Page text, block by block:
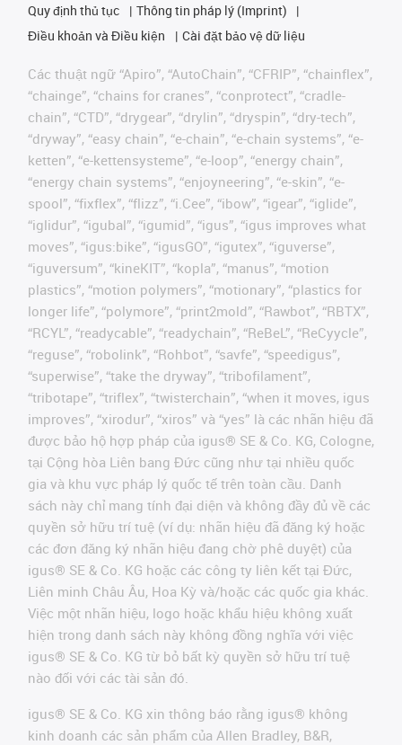
Quy định thủ tục
Thông tin pháp lý (Imprint)
Điều khoản và Điều kiện
Cài đặt bảo vệ dữ liệu
Các thuật ngữ “Apiro”, “AutoChain”, “CFRIP”, “chainflex”,
“chainge”, “chains for cranes”, “conprotect”, “cradle-
chain”, “CTD”, “drygear”, “drylin”, “dryspin”, “dry-tech”,
“dryway”, “easy chain”, “e-chain”, “e-chain systems”, “e-
ketten”, “e-kettensysteme”, “e-loop”, “energy chain”,
“energy chain systems”, “enjoyneering”, “e-skin”, “e-
spool”, “fixflex”, “flizz”, “i.Cee”, “ibow”, “igear”, “iglide”,
“iglidur”, “igubal”, “igumid”, “igus”, “igus improves what
moves”, “igus:bike”, “igusGO”, “igutex”, “iguverse”,
“iguversum”, “kineKIT”, “kopla”, “manus”, “motion
plastics”, “motion polymers”, “motionary”, “plastics for
longer life”, “polymore”, “print2mold”, “Rawbot”, “RBTX”,
“RCYL”, “readycable”, “readychain”, “ReBeL”, “ReCyycle”,
“reguse”, “robolink”, “Rohbot”, “savfe”, “speedigus”,
“superwise”, “take the dryway”, “tribofilament”,
“tribotape”, “triflex”, “twisterchain”, “when it moves, igus
improves”, “xirodur”, “xiros” và “yes” là các nhãn hiệu đã
được bảo hộ hợp pháp của igus® SE & Co. KG, Cologne,
tại Cộng hòa Liên bang Đức cũng như tại nhiều quốc
gia và khu vực pháp lý quốc tế trên toàn cầu. Danh
sách này chỉ mang tính đại diện và không đầy đủ về các
quyền sở hữu trí tuệ (ví dụ: nhãn hiệu đã đăng ký hoặc
các đơn đăng ký nhãn hiệu đang chờ phê duyệt) của
igus® SE & Co. KG hoặc các công ty liên kết tại Đức,
Liên minh Châu Âu, Hoa Kỳ và/hoặc các quốc gia khác.
Việc một nhãn hiệu, logo hoặc khẩu hiệu không xuất
hiện trong danh sách này không đồng nghĩa với việc
igus® SE & Co. KG từ bỏ bất kỳ quyền sở hữu trí tuệ
nào đối với các tài sản đó.
igus® SE & Co. KG xin thông báo rằng igus® không
kinh doanh các sản phẩm của Allen Bradley, B&R,